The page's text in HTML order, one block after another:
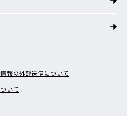
報の外部送信について
いて